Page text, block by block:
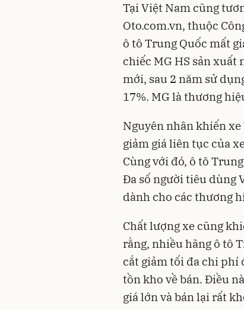
Tại Việt Nam cũng
Oto.com.vn, thuộc
ô tô Trung Quốc mất
chiếc MG HS sản xuất
mới, sau 2 năm sử
17%. MG là thương
Nguyên nhân khiến
giảm giá liên tục của
Cùng với đó, ô tô
Đa số người tiêu dùng
dành cho các thương
Chất lượng xe cũng
rằng, nhiều hãng ô tô
cắt giảm tối đa chi phí
tồn kho về bán. Điều
giá lớn và bán lại rất